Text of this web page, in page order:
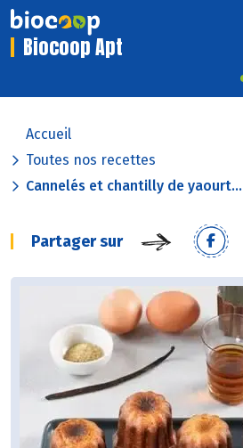
Biocoop Apt
Accueil
Toutes nos recettes
Cannelés et chantilly de yaourt...
Partager sur